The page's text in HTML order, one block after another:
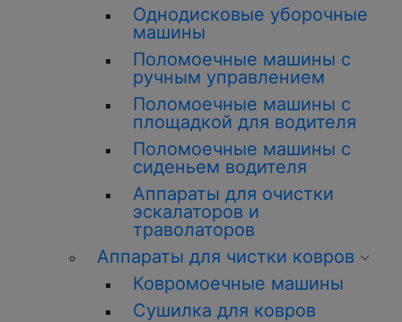
Однодисковые уборочные
машины
Поломоечные машины с
ручным управлением
Поломоечные машины с
площадкой для водителя
Поломоечные машины с
сиденьем водителя
Аппараты для очистки
эскалаторов и
траволаторов
Аппараты для чистки ковров
Ковромоечные машины
Сушилка для ковров